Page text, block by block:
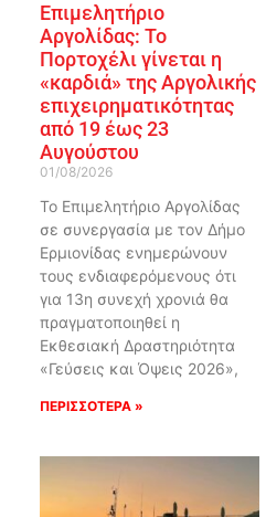
Επιμελητήριο
Αργολίδας: Το
Πορτοχέλι γίνεται η
«καρδιά» της Αργολικής
επιχειρηματικότητας
από 19 έως 23
Αυγούστου
01/08/2026
Το Επιμελητήριο Αργολίδας
σε συνεργασία με τον Δήμο
Ερμιονίδας ενημερώνουν
τους ενδιαφερόμενους ότι
για 13η συνεχή χρονιά θα
πραγματοποιηθεί η
Εκθεσιακή Δραστηριότητα
«Γεύσεις και Όψεις 2026»,
ΠΕΡΙΣΣΟΤΕΡΑ »